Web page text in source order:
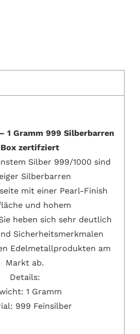
1 Gramm 999 Silberbarren
zertifziert
Silber 999/1000 sind
Silberbarren
mit einer Pearl-Finish
und hohem
heben sich sehr deutlich
Sicherheitsmerkmalen
Edelmetallprodukten am
Markt ab.
Details:
1 Gramm
999 Feinsilber